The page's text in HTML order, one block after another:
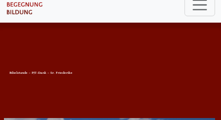
Bibelstunde – PJT-Dank – Sr. Friederike